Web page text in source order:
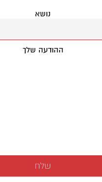
נושא
ההודעה שלך